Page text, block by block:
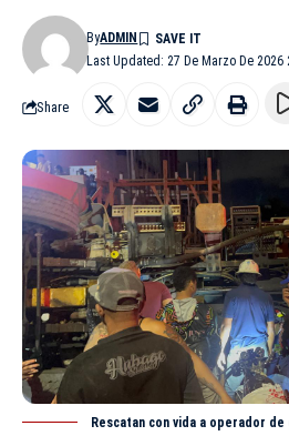
Last Updated: 27 De Marzo De 2026
ByADMIN
Share
Rescatan con vida a operador